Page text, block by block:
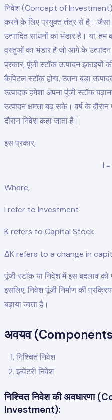
निवेश (Concept of Investment)
करने के लिए प्रयुक्त तंत्र से है। जैसा
उत्पादित साधनों का भंडार है। या,
वस्तुओं का भंडार है जो आगे के
प्रकार, पूंजी स्टॉक उत्पादन इकाइयों
कैपिटल स्टॉक होगा, उतना बड़ा
उत्पादक हमेशा अपना पूंजी स्टॉक
उत्पादन क्षमता बढ़ सके। वर्ष के
दौरान निवेश कहा जाता है।
इस प्रकार,
I
Where,
I refer to Investment
K refers to Capital Stock
ΔK refers to a change in
पूंजी स्टॉक या निवेश में इस बदलाव को
इसलिए, निवेश पूंजी निर्माण की
बढ़ाया जाता है।
अवयव
निश्चित निवेश
इन्वेंटरी निवेश
निश्चित निवेश की अवधारणा
Investment):